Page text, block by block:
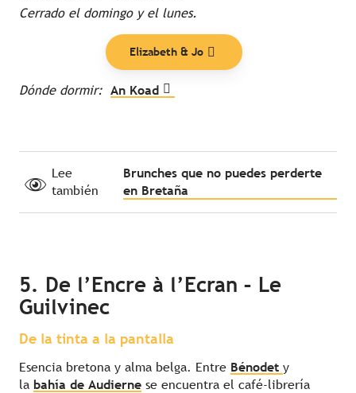
Cerrado el domingo y el lunes.
Elizabeth & Jo
Dónde dormir: An Koad
Lee
también
Brunches que no puedes perderte
en Bretaña
5. De l’Encre à l’Ecran – Le
Guilvinec
De la tinta a la pantalla
Esencia bretona y alma belga. Entre Bénodet y
la bahía de Audierne se encuentra el café-librería